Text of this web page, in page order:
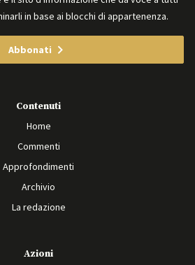
in base ai blocchi di appartenenza.
Abbonati
Contenuti
Home
Commenti
Approfondimenti
Archivio
La redazione
Azioni